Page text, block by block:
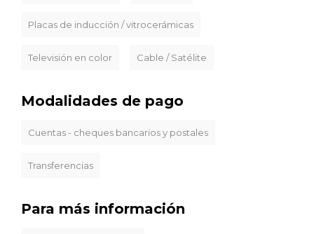
Placas de inducción / vitrocerámicas
Televisión en color Cable / Satélite
Modalidades de pago
Cuentas - cheques bancarios y postales
Transferencias
Para más información